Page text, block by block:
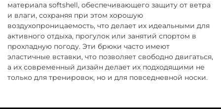
материала softshell, обеспечивающего защиту от ветра
и влаги, сохраняя при этом хорошую
воздухопроницаемость, что делает их идеальными для
активного отдыха, прогулок или занятий спортом в
прохладную погоду. Эти брюки часто имеют
эластичные вставки, что позволяет свободно двигаться,
а их современный дизайн делает их подходящими не
только для тренировок, но и для повседневной носки.